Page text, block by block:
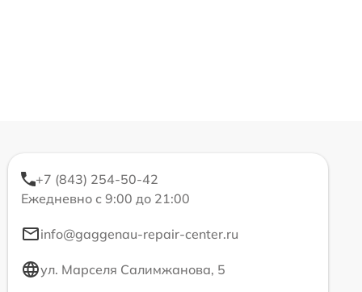
+7 (843) 254-50-42
Ежедневно с 9:00 до 21:00
info@gaggenau-repair-center.ru
ул. Марселя Салимжанова, 5